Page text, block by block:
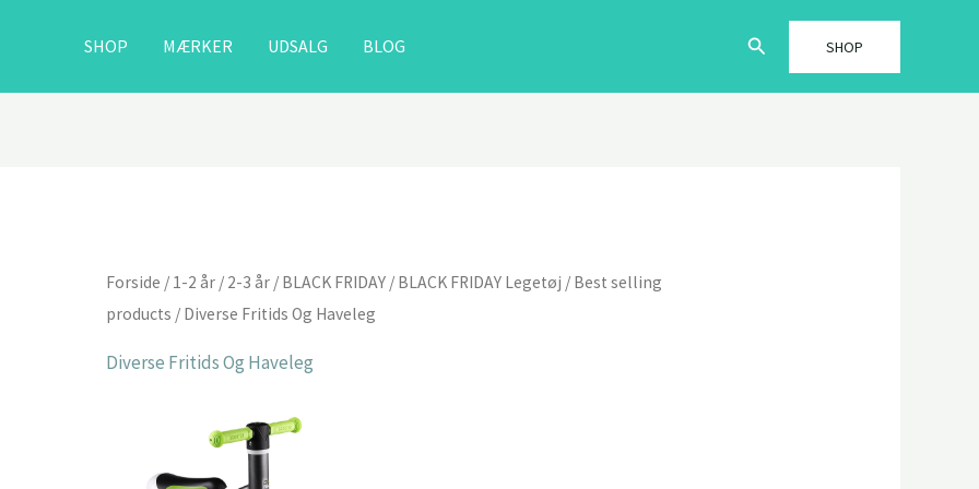
SHOP MÆRKER UDSALG BLOG Søg SHOP
Forside / 1-2 år / 2-3 år / BLACK FRIDAY / BLACK FRIDAY Legetøj / Best selling
products / Diverse Fritids Og Haveleg
Diverse Fritids Og Haveleg